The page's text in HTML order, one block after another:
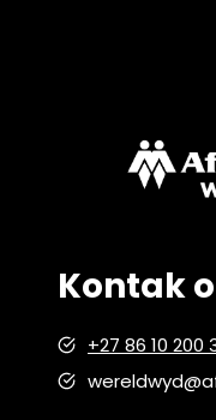
Kontak
+27 86 10 200